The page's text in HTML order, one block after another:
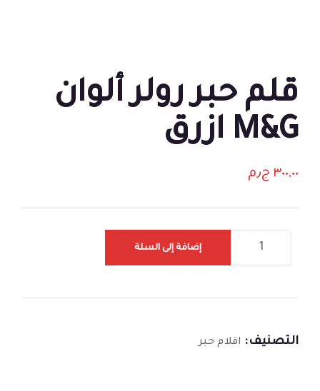
قلم حبر رولر ألوان
M&G ازرق
٣٠٠,٠٠ ج٫م
إضافة إلى السلة
التصنيف: اقلام حبر